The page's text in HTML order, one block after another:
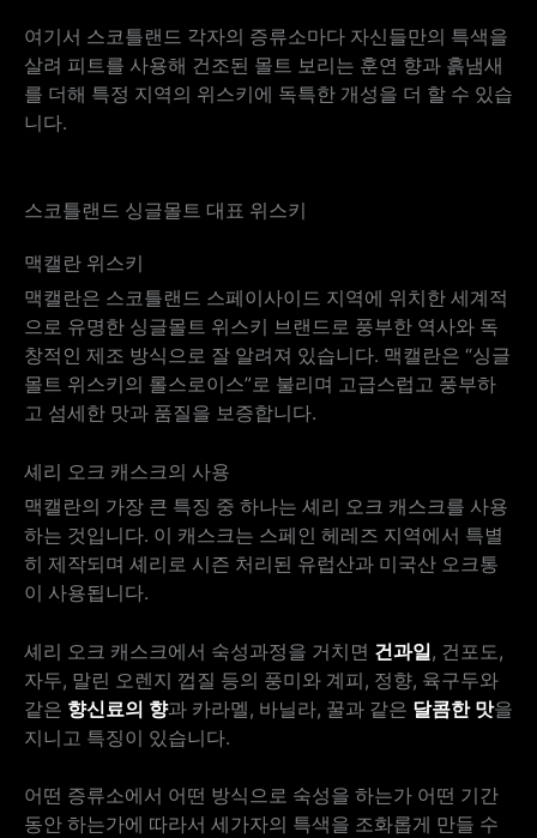
여기서 스코틀랜드 각자의 증류소마다 자신들만의 특색을
살려 피트를 사용해 건조된 몰트 보리는 훈연 향과 흙냄새
를 더해 특정 지역의 위스키에 독특한 개성을 더 할 수 있습
니다.
스코틀랜드 싱글몰트 대표 위스키
맥캘란 위스키
맥캘란은 스코틀랜드 스페이사이드 지역에 위치한 세계적
으로 유명한 싱글몰트 위스키 브랜드로 풍부한 역사와 독
창적인 제조 방식으로 잘 알려져 있습니다. 맥캘란은 “싱글
몰트 위스키의 롤스로이스”로 불리며 고급스럽고 풍부하
고 섬세한 맛과 품질을 보증합니다.
셰리 오크 캐스크의 사용
맥캘란의 가장 큰 특징 중 하나는 셰리 오크 캐스크를 사용
하는 것입니다. 이 캐스크는 스페인 헤레즈 지역에서 특별
히 제작되며 셰리로 시즌 처리된 유럽산과 미국산 오크통
이 사용됩니다.
셰리 오크 캐스크에서 숙성과정을 거치면 건과일 , 건포도,
자두, 말린 오렌지 껍질 등의 풍미와 계피, 정향, 육구두와
같은 향신료의 향과 카라멜, 바닐라, 꿀과 같은 달콤한 맛을
지니고 특징이 있습니다.
어떤 증류소에서 어떤 방식으로 숙성을 하는가 어떤 기간
동안 하는가에 따라서 세가자의 특색을 조화롭게 만들 수